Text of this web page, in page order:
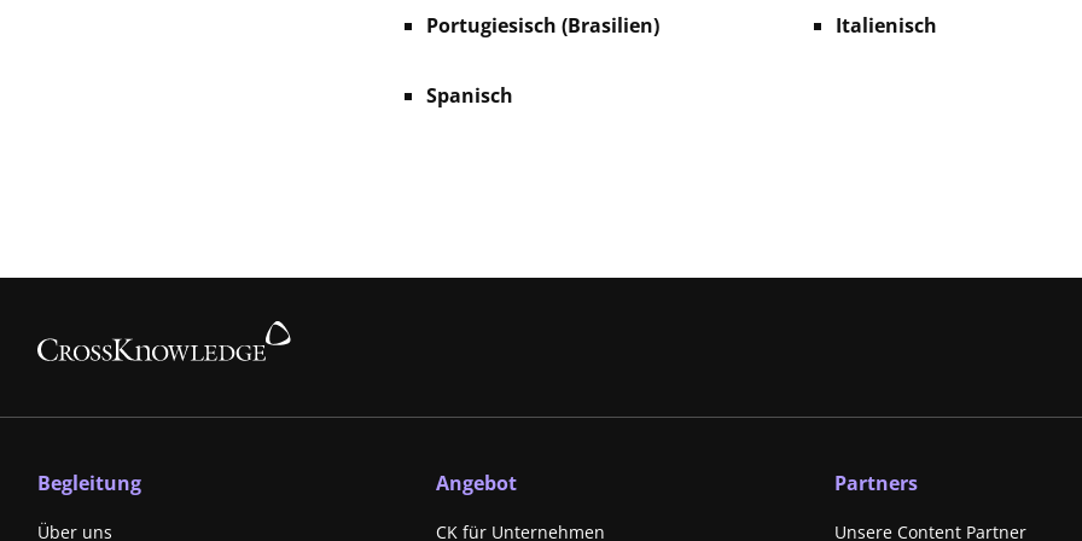
Portugiesisch (Brasilien)
Spanisch
Italienisch
Begleitung
Über uns
Angebot
CK für Unternehmen
Partners
Unsere Content Partner